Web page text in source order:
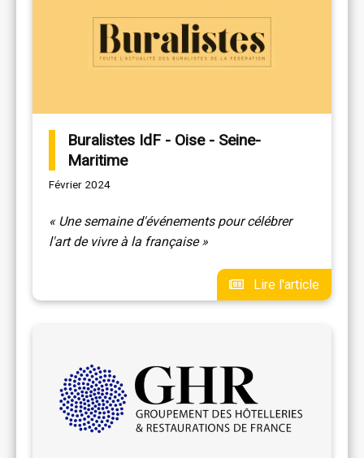
Buralistes IdF - Oise - Seine-
Maritime
Février 2024
« Une semaine d'événements pour célébrer
l'art de vivre à la française »
Lire l'article